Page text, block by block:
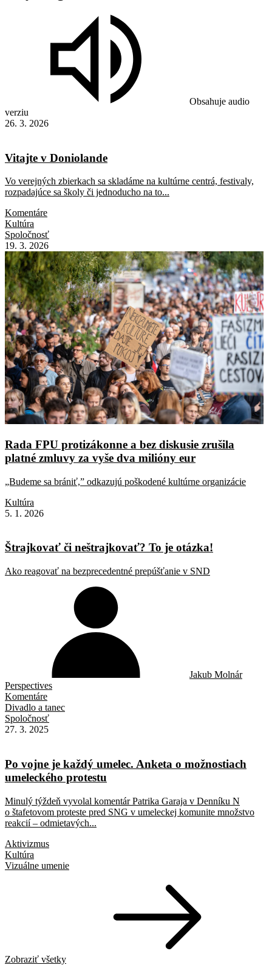
Obsahuje audio
verziu
26. 3. 2026
Vitajte v Doniolande
Vo verejných zbierkach sa skladáme na kultúrne centrá, festivaly,
rozpadajúce sa školy či jednoducho na to...
Komentáre
Kultúra
Spoločnosť
19. 3. 2026
Rada FPU protizákonne a bez diskusie zrušila
platné zmluvy za vyše dva milióny eur
„Budeme sa brániť,” odkazujú poškodené kultúrne organizácie
Kultúra
5. 1. 2026
Štrajkovať či neštrajkovať? To je otázka!
Ako reagovať na bezprecedentné prepúšťanie v SND
Jakub Molnár
Perspectives
Komentáre
Divadlo a tanec
Spoločnosť
27. 3. 2025
Po vojne je každý umelec. Anketa o možnostiach
umeleckého protestu
Minulý týždeň vyvolal komentár Patrika Garaja v Denníku N
o štafetovom proteste pred SNG v umeleckej komunite množstvo
reakcií – odmietavých...
Aktivizmus
Kultúra
Vizuálne umenie
Zobraziť všetky